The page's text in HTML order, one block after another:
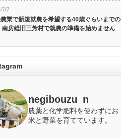
7/7
業で新規就農を希望する40歳ぐらいまでの
南房総旧三芳村で就農の準備を始めません
negibouzu_n
農薬と化学肥料を使わずにお
米と野菜を育てています。